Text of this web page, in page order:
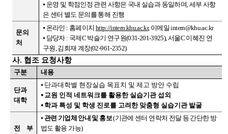
⦁ 운영 및 학점인정 관련 사항은 국내 실습과 동일하며, 세부 사항
은 센터 별도 문의를 통해 진행
문의
처
⦁ 온라인 : 홈페이지 http://intern.khu.ac.kr, 이메일 intern@khu.ac.kr
⦁ 담당자 : 국제C 박슬기 연구원(031-201-3925), 서울C 이혜진 연
구원, 김희재 계장(02-961-2352)
사. 협조 요청사항
구분 내용
단과
대학
⦁ 단과대학별 현장실습 목표치 및 제고 방안 수립
⦁ 교원 인적 네트워크를 활용한 실습기관 섭외
⦁ 학과 특성 및 학생 진로를 고려한 맞춤형 실습기관 발굴
전 부
⦁관련 기업체 안내 및 홍보 (기관에 센터 연락처 전달 등 간단한 방
법도 활용 가능)